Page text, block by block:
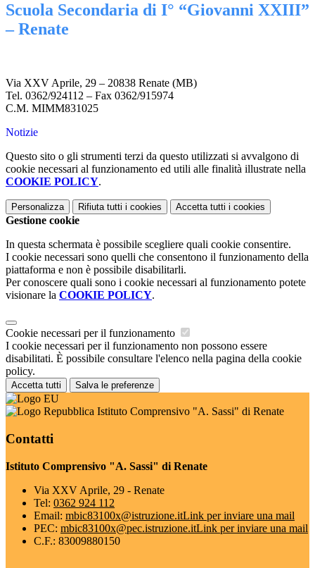
Scuola Secondaria di I° “Giovanni XXIII”
– Renate
Via XXV Aprile, 29 – 20838 Renate (MB)
Tel. 0362/924112 – Fax 0362/915974
C.M. MIMM831025
Notizie
Questo sito o gli strumenti terzi da questo utilizzati si avvalgono di
cookie necessari al funzionamento ed utili alle finalità illustrate nella
COOKIE POLICY.
Personalizza Rifiuta tutti i cookies Accetta tutti i cookies
Gestione cookie
In questa schermata è possibile scegliere quali cookie consentire.
I cookie necessari sono quelli che consentono il funzionamento della
piattaforma e non è possibile disabilitarli.
Per conoscere quali sono i cookie necessari al funzionamento potete
visionare la COOKIE POLICY.
Cookie necessari per il funzionamento
I cookie necessari per il funzionamento non possono essere
disabilitati. È possibile consultare l'elenco nella pagina della cookie
policy.
Accetta tutti Salva le preferenze
Istituto Comprensivo "A. Sassi" di Renate
Contatti
Istituto Comprensivo "A. Sassi" di Renate
Via XXV Aprile, 29 - Renate
Tel: 0362 924 112
Email: mbic83100x@istruzione.itLink per inviare una mail
PEC: mbic83100x@pec.istruzione.itLink per inviare una mail
C.F.: 83009880150